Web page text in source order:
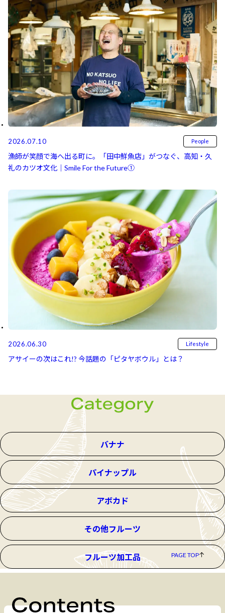
2026.07.10 People
漁師が笑顔で海へ出る町に。「田中鮮魚店」がつなぐ、高知・久
礼のカツオ文化｜Smile For the Future①
2026.06.30 Lifestyle
アサイーの次はこれ!? 今話題の「ピタヤボウル」とは？
バナナ
パイナップル
アボカド
その他フルーツ
フルーツ加工品 PAGE TOP